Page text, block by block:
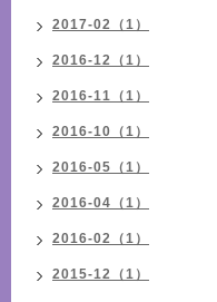
2017-02（1）
2016-12（1）
2016-11（1）
2016-10（1）
2016-05（1）
2016-04（1）
2016-02（1）
2015-12（1）